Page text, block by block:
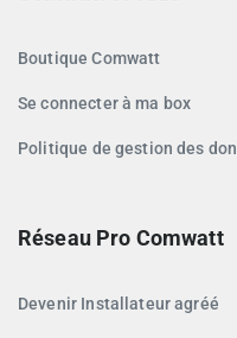
Boutique Comwatt
Se connecter à ma box
Politique de gestion des
Réseau Pro Comwatt
Devenir Installateur agréé